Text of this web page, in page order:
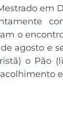
o
agosto e
o Pão